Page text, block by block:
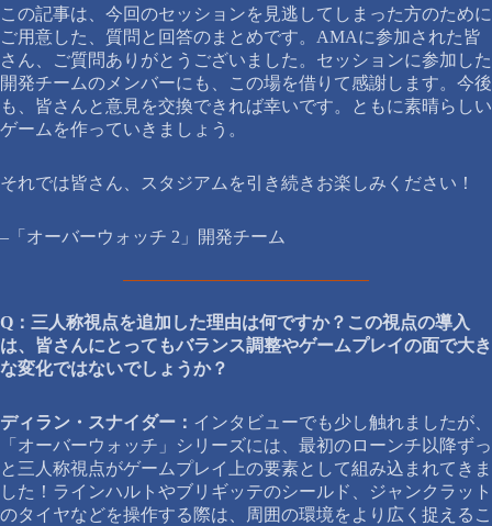
この記事は、今回のセッションを見逃してしまった方のために
ご用意した、質問と回答のまとめです。AMAに参加された皆
さん、ご質問ありがとうございました。セッションに参加した
開発チームのメンバーにも、この場を借りて感謝します。今後
も、皆さんと意見を交換できれば幸いです。ともに素晴らしい
ゲームを作っていきましょう。
それでは皆さん、スタジアムを引き続きお楽しみください！
–「オーバーウォッチ 2」開発チーム
Q：三人称視点を追加した理由は何ですか？この視点の導入
は、皆さんにとってもバランス調整やゲームプレイの面で大き
な変化ではないでしょうか？
ディラン・スナイダー： インタビューでも少し触れましたが、
「オーバーウォッチ」シリーズには、最初のローンチ以降ずっ
と三人称視点がゲームプレイ上の要素として組み込まれてきま
した！ラインハルトやブリギッテのシールド、ジャンクラット
のタイヤなどを操作する際は、周囲の環境をより広く捉えるこ